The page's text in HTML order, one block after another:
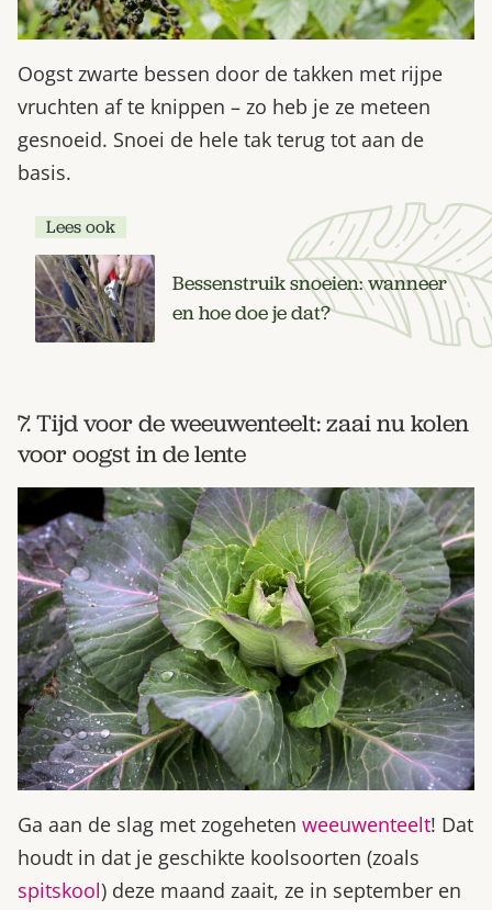
Oogst zwarte bessen door de takken met rijpe
vruchten af te knippen – zo heb je ze meteen
gesnoeid. Snoei de hele tak terug tot aan de
basis.
Lees ook
Bessenstruik snoeien: wanneer
en hoe doe je dat?
7. Tijd voor de weeuwenteelt: zaai nu kolen
voor oogst in de lente
Ga aan de slag met zogeheten weeuwenteelt! Dat
houdt in dat je geschikte koolsoorten (zoals
spitskool) deze maand zaait, ze in september en